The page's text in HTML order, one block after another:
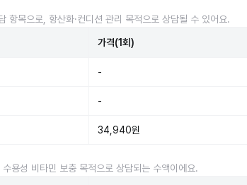
항목으로, 항산화·컨디션 관리 목적으로 상담될 수 있어요.
가격(1회)
-
-
34,940원
용성 비타민 보충 목적으로 상담되는 수액이에요.